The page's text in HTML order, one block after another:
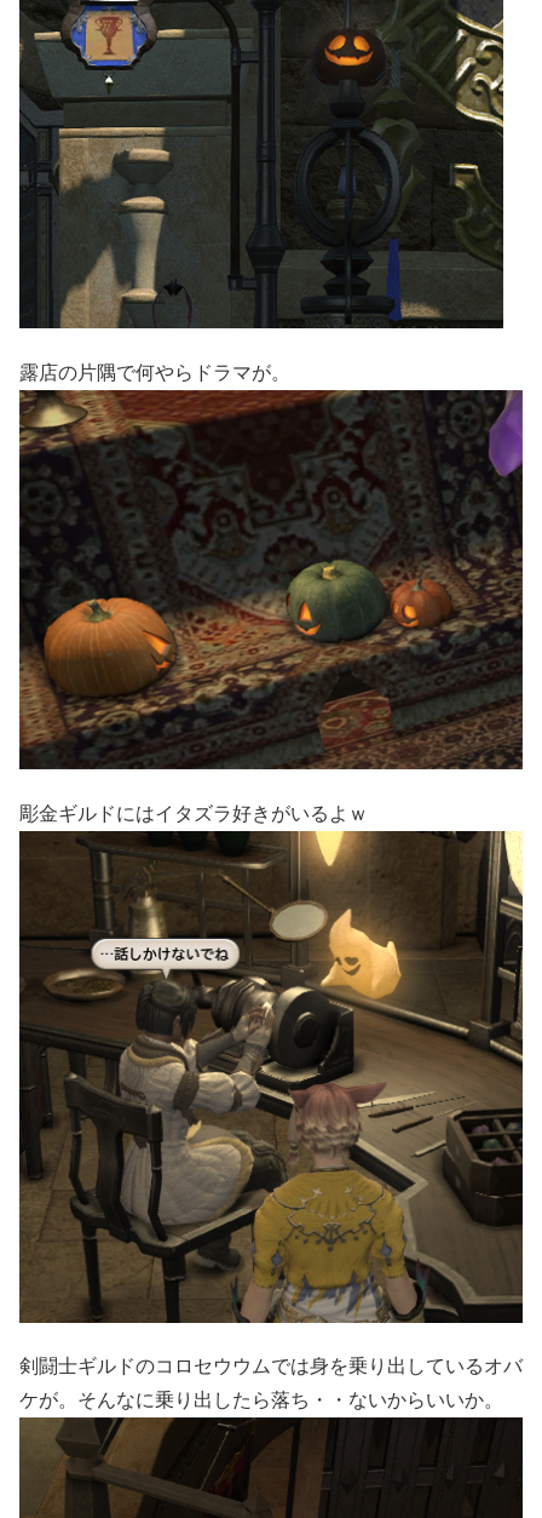
露店の片隅で何やらドラマが。
彫金ギルドにはイタズラ好きがいるよｗ
剣闘士ギルドのコロセウウムでは身を乗り出しているオバ
ケが。そんなに乗り出したら落ち・・ないからいいか。